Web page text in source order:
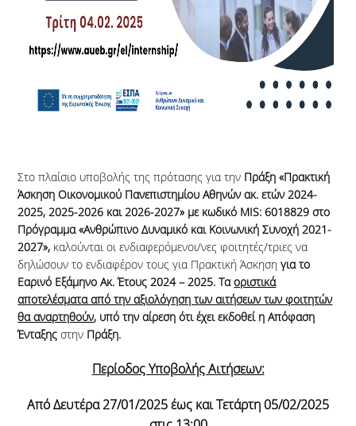
ΑΠΟΖΗΜΙΩΣΗ ΦΟΙΤΗΤΩΝ
ΔΙΑΡΚΕΙΑ & ΠΕΡΙΟΔΟΙ
ΕΝΤΥΠΑ ΕΝΣΤΑΣΕΩΝ &
ΓΙΑ ΠΡΟΠΤΥΧΙΑΚΟΥΣ ΦΟΙΤΗΤΕΣ
ΓΙΑ ΜΕΤΑΠΤΥΧΙΑΚΟΥΣ ΦΟΙΤΗΤΕΣ
ΣΥΧΝΕΣ ΕΡΩΤΗΣΕΙΣ
ΝΕΑ
ΔΗΜΟΣΙΟΤΗΤΑ
ΑΝΘΡΩΠΙΝΟ ΔΥΝΑΜΙΚΟ ΚΑΙ
ΚΟΙΝΩΝΙΚΗ ΣΥΝΟΧΗ 2021-2027
Στο πλαίσιο υποβολής της πρότασης για την Πράξη «Πρακτική
Άσκηση Οικονομικού Πανεπιστημίου Αθηνών ακ. ετών 2024-
2025, 2025-2026 και 2026-2027» με κωδικό MIS: 6018829 στο
Πρόγραμμα «Ανθρώπινο Δυναμικό και Κοινωνική Συνοχή 2021-
2027», καλούνται οι ενδιαφερόμενοι/νες φοιτητές/τριες να
δηλώσουν το ενδιαφέρον τους για Πρακτική Άσκησηγια το
Εαρινό ΕξάμηνοΑκ. Έτους 2024 – 2025. Ταοριστικά
αποτελέσματα από την αξιολόγηση των αιτήσεων των φοιτητών
θα αναρτηθούν, υπό την αίρεση ότι έχει εκδοθεί η Απόφαση
Ένταξηςστην Πράξη.
Περίοδος Υποβολής Αιτήσεων:
Από Δευτέρα 27/01/2025 έως και Τετάρτη 05/02/2025